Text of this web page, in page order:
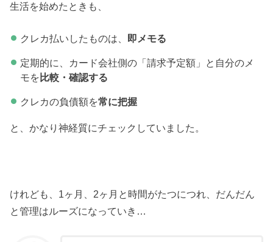
生活を始めたときも、
クレカ払いしたものは、 即メモる
定期的に、カード会社側の「請求予定額」と自分のメ
モを 比較・確認する
クレカの負債額を常に把握
と、かなり神経質にチェックしていました。
けれども、1ヶ月、2ヶ月と時間がたつにつれ、だんだん
と管理はルーズになっていき…